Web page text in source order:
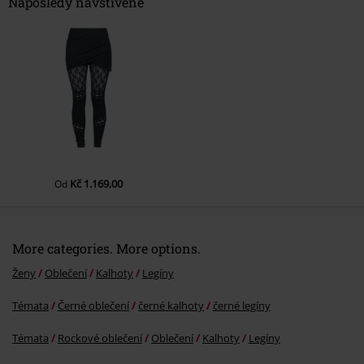
Odeslat komentář
Od Kč 1.169,00
More categories. More options.
Ženy Oblečení Kalhoty Legíny
Témata Černé oblečení černé kalhoty černé legíny
Témata Rockové oblečení Oblečení Kalhoty Legíny